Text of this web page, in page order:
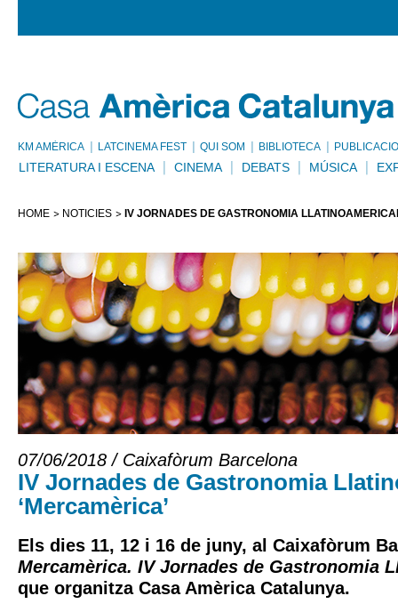
KM AMÈRICA LATCINEMA FEST QUI SOM BIBLIOTECA
LITERATURA I ESCENA CINEMA DEBATS MÚSICA
HOME NOTÍCIES IV JORNADES DE GASTRONOMIA
07/06/2018 / Caixafòrum Barcelona
IV Jornades de Gastronomia
‘Mercamèrica’
Els dies 11, 12 i 16 de juny, al Caixafòrum
Mercamèrica. IV Jornades de Gastronomia
que organitza Casa Amèrica Catalunya.